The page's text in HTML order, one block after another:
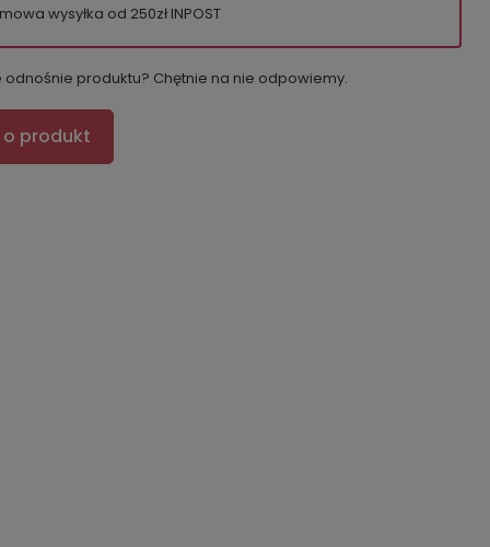
wysyłka od 250zł INPOST
odnośnie produktu? Chętnie na nie odpowiemy.
produkt